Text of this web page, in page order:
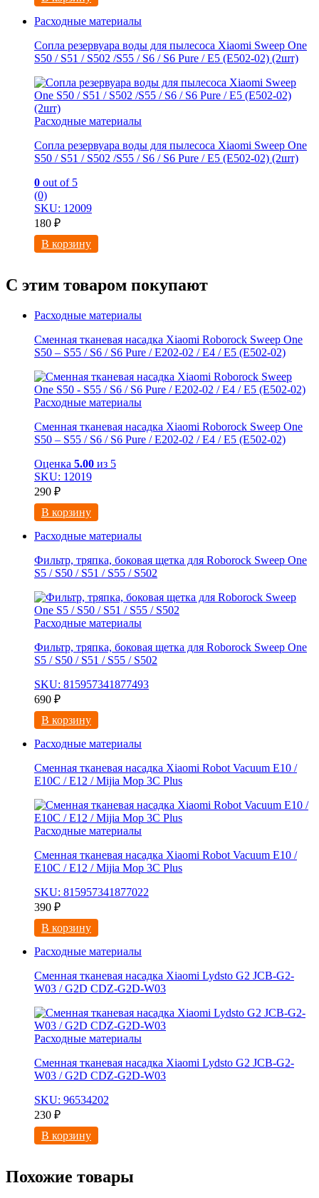
Расходные материалы
Сопла резервуара воды для пылесоса Xiaomi Sweep One
S50 / S51 / S502 /S55 / S6 / S6 Pure / E5 (E502-02) (2шт)
Расходные материалы
Сопла резервуара воды для пылесоса Xiaomi Sweep One
S50 / S51 / S502 /S55 / S6 / S6 Pure / E5 (E502-02) (2шт)
0 out of 5
(0)
SKU: 12009
180 ₽
В корзину
С этим товаром покупают
Расходные материалы
Сменная тканевая насадка Xiaomi Roborock Sweep One
S50 – S55 / S6 / S6 Pure / E202-02 / E4 / E5 (E502-02)
Расходные материалы
Сменная тканевая насадка Xiaomi Roborock Sweep One
S50 – S55 / S6 / S6 Pure / E202-02 / E4 / E5 (E502-02)
Оценка 5.00 из 5
SKU: 12019
290 ₽
В корзину
Расходные материалы
Фильтр, тряпка, боковая щетка для Roborock Sweep One
S5 / S50 / S51 / S55 / S502
Расходные материалы
Фильтр, тряпка, боковая щетка для Roborock Sweep One
S5 / S50 / S51 / S55 / S502
SKU: 815957341877493
690 ₽
В корзину
Расходные материалы
Сменная тканевая насадка Xiaomi Robot Vacuum E10 /
E10C / E12 / Mijia Mop 3С Рlus
Расходные материалы
Сменная тканевая насадка Xiaomi Robot Vacuum E10 /
E10C / E12 / Mijia Mop 3С Рlus
SKU: 815957341877022
390 ₽
В корзину
Расходные материалы
Сменная тканевая насадка Xiaomi Lydsto G2 JCB-G2-
W03 / G2D CDZ-G2D-W03
Расходные материалы
Сменная тканевая насадка Xiaomi Lydsto G2 JCB-G2-
W03 / G2D CDZ-G2D-W03
SKU: 96534202
230 ₽
В корзину
Похожие товары